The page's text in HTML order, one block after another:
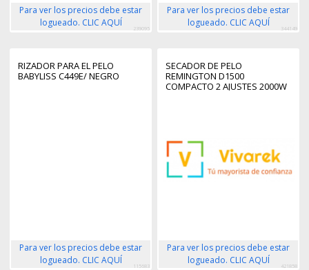
Para ver los precios debe estar
logueado. CLIC AQUÍ
239095
Para ver los precios debe estar
logueado. CLIC AQUÍ
344149
RIZADOR PARA EL PELO
BABYLISS C449E/ NEGRO
Para ver los precios debe estar
logueado. CLIC AQUÍ
115683
SECADOR DE PELO
REMINGTON D1500
COMPACTO 2 AJUSTES 2000W
Para ver los precios debe estar
logueado. CLIC AQUÍ
421858